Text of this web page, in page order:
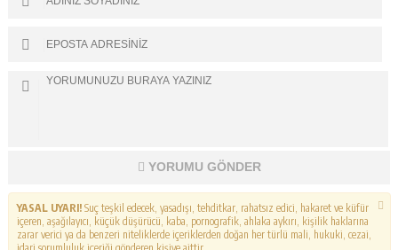
YORUMU GÖNDER
YASAL UYARI!Suç teşkil edecek, yasadışı, tehditkar, rahatsız edici, hakaret ve küfür
içeren, aşağılayıcı, küçük düşürücü, kaba, pornografik, ahlaka aykırı, kişilik haklarına
zarar verici ya da benzeri niteliklerde içeriklerden doğan her türlü mali, hukuki, cezai,
idari sorumluluk içeriği gönderen kişiye aittir.